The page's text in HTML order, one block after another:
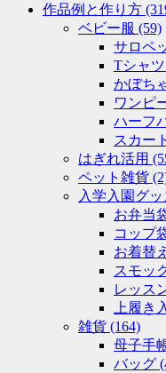
作品例と作り方
ベビー服 (59)
サロペ
Tシャツ
かぼち
ワンピ
ハーフ
スカート
はぎれ活用
ペット雑貨
入学入園グ
お弁当
コップ
お着替
スモッ
レッス
上履き
雑貨 (164)
母子手
バッグ